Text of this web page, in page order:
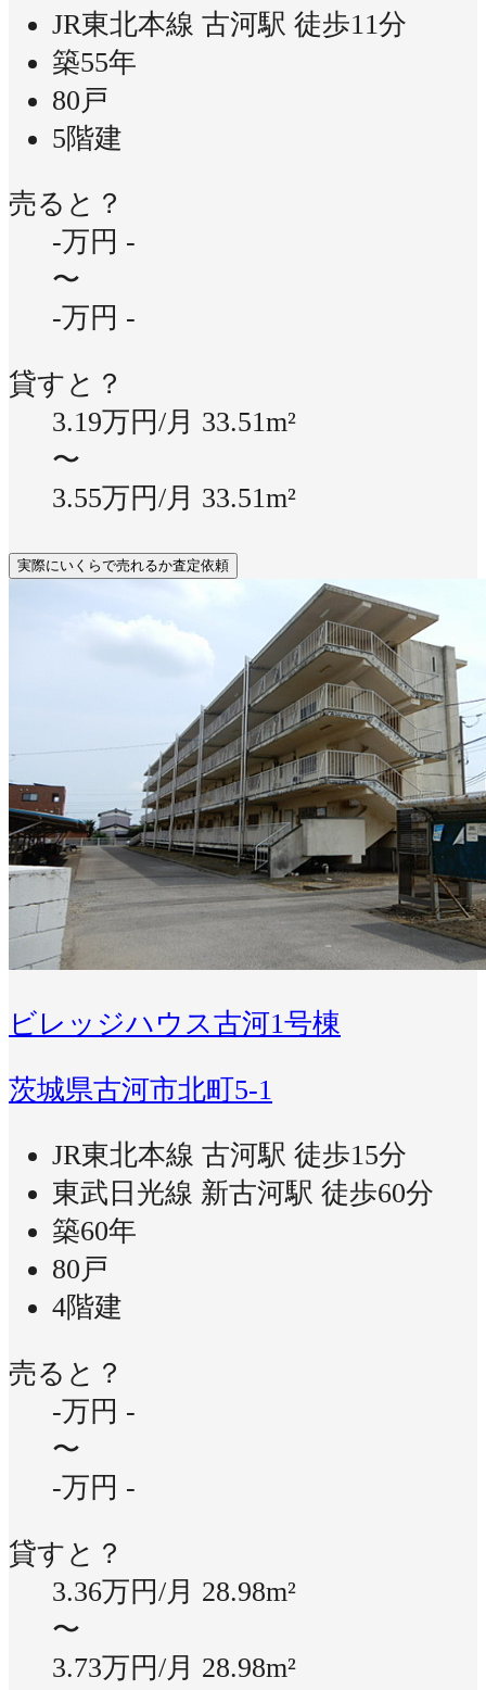
JR東北本線 古河駅 徒歩11分
築55年
80戸
5階建
売ると？
-万円 -
〜
-万円 -
貸すと？
3.19万円/月 33.51m²
〜
3.55万円/月 33.51m²
実際にいくらで売れるか査定依頼
ビレッジハウス古河1号棟
茨城県古河市北町5-1
JR東北本線 古河駅 徒歩15分
東武日光線 新古河駅 徒歩60分
築60年
80戸
4階建
売ると？
-万円 -
〜
-万円 -
貸すと？
3.36万円/月 28.98m²
〜
3.73万円/月 28.98m²